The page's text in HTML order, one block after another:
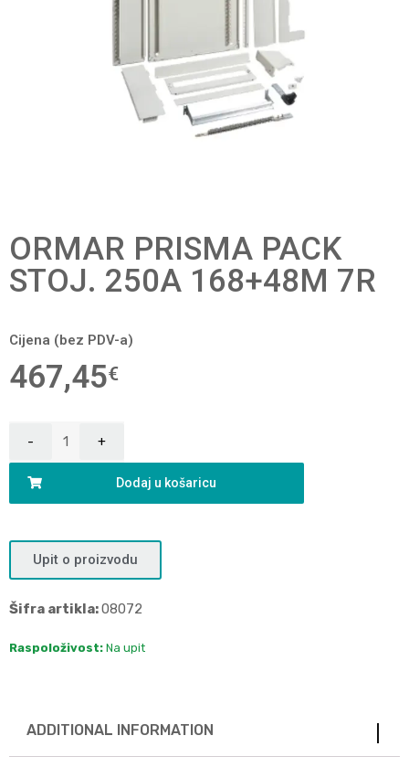
ORMAR PRISMA PACK
STOJ. 250A 168+48M 7R
Cijena (bez PDV-a)
467,45€
Dodaj u košaricu
Upit o proizvodu
Šifra artikla:08072
Raspoloživost: Na upit
ADDITIONAL INFORMATION